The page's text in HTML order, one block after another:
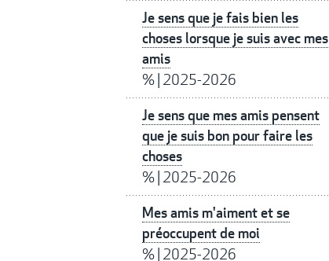
Je sens que je fais bien les
choses lorsque je suis avec mes
amis
%| 2025-2026
Je sens que mes amis pensent
que je suis bon pour faire les
choses
%| 2025-2026
Mes amis m'aiment et se
préoccupent de moi
%| 2025-2026